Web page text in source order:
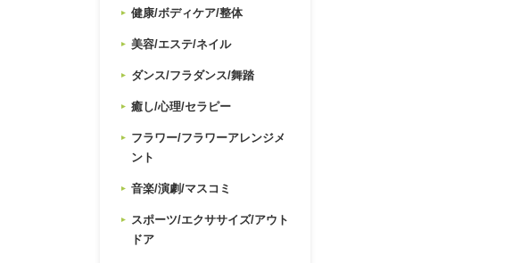
健康/ボディケア/整体
美容/エステ/ネイル
ダンス/フラダンス/舞踏
癒し/心理/セラピー
フラワー/フラワーアレンジメ
ント
音楽/演劇/マスコミ
スポーツ/エクササイズ/アウト
ドア